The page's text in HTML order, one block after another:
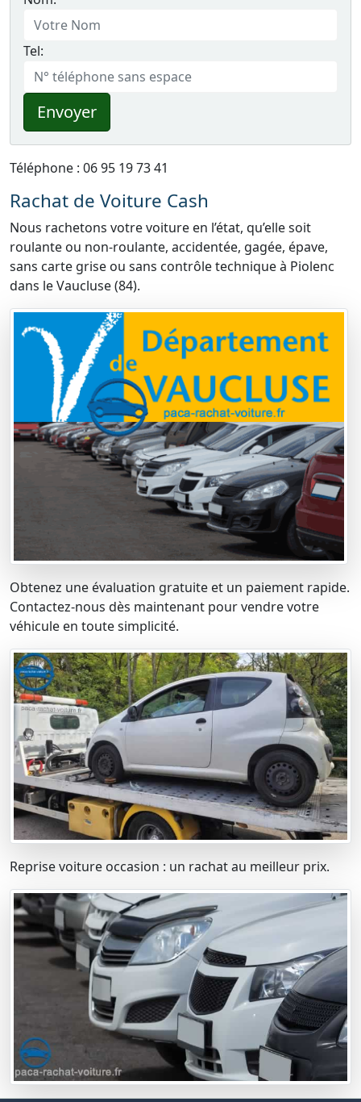
Tel:
Envoyer
Téléphone : 06 95 19 73 41
Rachat de Voiture Cash
Nous rachetons votre voiture en l’état, qu’elle soit
roulante ou non-roulante, accidentée, gagée, épave,
sans carte grise ou sans contrôle technique à Piolenc
dans le Vaucluse (84).
Obtenez une évaluation gratuite et un paiement rapide.
Contactez-nous dès maintenant pour vendre votre
véhicule en toute simplicité.
Reprise voiture occasion : un rachat au meilleur prix.